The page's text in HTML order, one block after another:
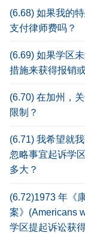
(6.68) 如果我的
支付律师费吗？
(6.69) 如果学区
措施来获得报销
(6.70) 在加州，
限制？
(6.71) 我希望就
忽略事宜起诉学
多大？
(6.72)1973 年《
案》(Americans
学区提起诉讼获